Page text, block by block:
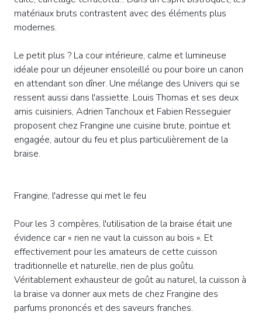
matériaux bruts contrastent avec des éléments plus
modernes.
Le petit plus ? La cour intérieure, calme et lumineuse
idéale pour un déjeuner ensoleillé ou pour boire un canon
en attendant son dîner. Une mélange des Univers qui se
ressent aussi dans l'assiette. Louis Thomas et ses deux
amis cuisiniers, Adrien Tanchoux et Fabien Resseguier
proposent chez Frangine une cuisine brute, pointue et
engagée, autour du feu et plus particulièrement de la
braise.
Frangine, l'adresse qui met le feu
Pour les 3 compères, l'utilisation de la braise était une
évidence car « rien ne vaut la cuisson au bois ». Et
effectivement pour les amateurs de cette cuisson
traditionnelle et naturelle, rien de plus goûtu.
Véritablement exhausteur de goût au naturel, la cuisson à
la braise va donner aux mets de chez Frangine des
parfums prononcés et des saveurs franches.